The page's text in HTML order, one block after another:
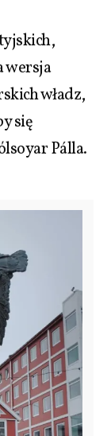
wersja
władz,
się
Pálla.